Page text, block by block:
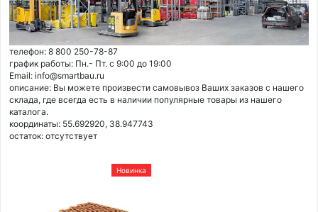
телефон: 8 800 250-78-87
график работы: Пн.- Пт. с 9:00 до 19:00
Email: info@smartbau.ru
описание: Вы можете произвести самовывоз Ваших заказов с нашего
склада, где всегда есть в наличии популярные товары из нашего
каталога.
координаты: 55.692920, 38.947743
остаток: отсутствует
Новинка